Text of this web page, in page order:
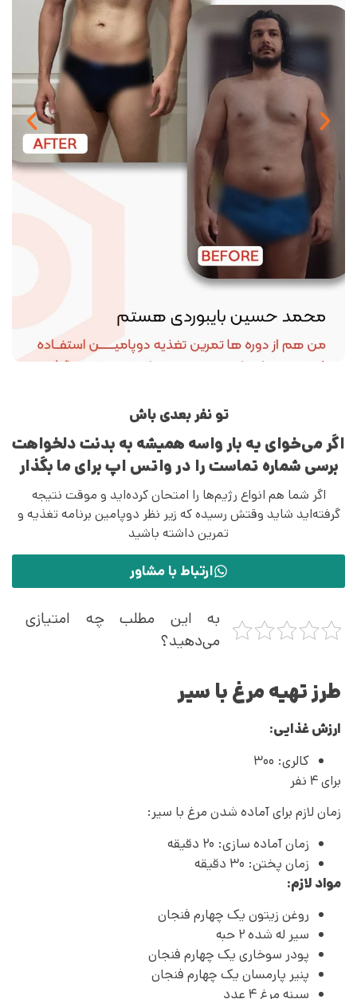
تو نفر بعدی باش
اگر می‌خوای یه بار واسه همیشه به بدنت دلخواهت
برسی شماره تماست را در واتس اپ برای ما بگذار
اگر شما هم انواع رژیم‌ها را امتحان کرده‌اید و موقت نتیجه
گرفته‌اید شاید وقتش رسیده که زیر نظر دوپامین برنامه تغذیه و
تمرین داشته باشید
ارتباط با مشاور
به این مطلب چه امتیازی
می‌دهید؟
طرز تهیه مرغ با سیر
ارزش غذایی:
کالری: ۳۰۰
برای ۴ نفر
زمان لازم برای آماده شدن مرغ با سیر:
زمان آماده سازی: ۲۰ دقیقه
زمان پختن: ۳۰ دقیقه
مواد لازم:
روغن زیتون یک چهارم فنجان
سیر له شده ۲ حبه
پودر سوخاری یک چهارم فنجان
پنیر پارمسان یک چهارم فنجان
سینه مرغ ۴ عدد